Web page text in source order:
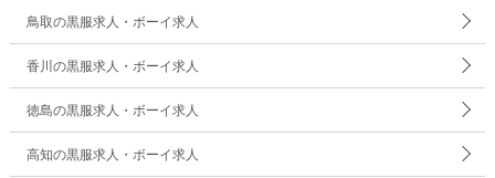
鳥取の黒服求人・ボーイ求人
香川の黒服求人・ボーイ求人
徳島の黒服求人・ボーイ求人
高知の黒服求人・ボーイ求人